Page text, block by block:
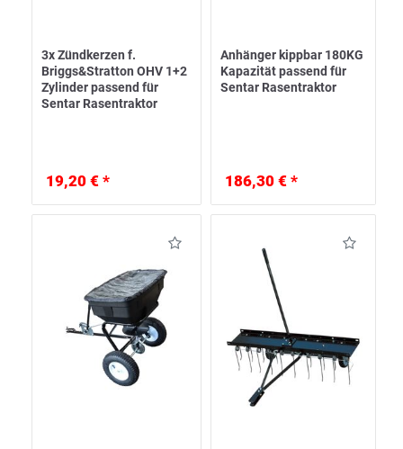
3x Zündkerzen f.
Briggs&Stratton OHV 1+2
Zylinder passend für
Sentar Rasentraktor
19,20 € *
Anhänger kippbar 180KG
Kapazität passend für
Sentar Rasentraktor
186,30 € *